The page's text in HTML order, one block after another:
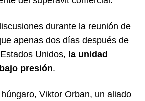
durante la reunión de
apenas dos días después de
Unidos, la unidad
presión.
Viktor Orban, un aliado